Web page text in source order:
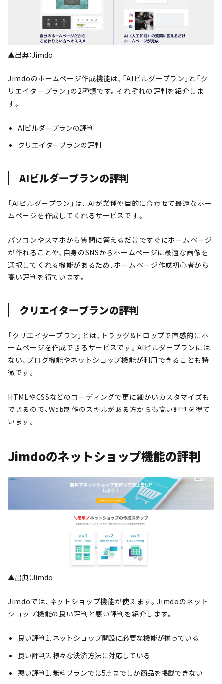
▲出典：Jimdo
Jimdoのホームページ作成機能は、「AIビルダープラン」と「ク
リエイタープラン」の2種類です。それぞれの評判を紹介しま
す。
AIビルダープランの評判
クリエイタープランの評判
AIビルダープランの評判
「AIビルダープラン」は、 AIが業種や目的に合わせて最適なホー
ムページを作成してくれるサービスです。
パソコンやスマホから質問に答えるだけですぐにホームページ
が作れることや、自身のSNSからホームページに最適な画像を
選択してくれる機能があるため、ホームページ作成初心者から
高い評判を得ています。
クリエイタープランの評判
「クリエイタープラン」とは、ドラッグ&ドロップで直感的にホ
ームページを作成できるサービスです。AIビルダープランには
ない、ブログ機能やネットショップ機能が利用できることも特
徴です。
HTMLやCSSなどのコーディングで更に細かいカスタマイズも
できるので、Web制作のスキルがある方からも高い評判を得て
います。
Jimdoのネットショップ機能の評判
▲出典：Jimdo
Jimdoでは、ネットショップ機能が使えます。Jimdoのネット
ショップ機能の良い評判と悪い評判を紹介します。
良い評判1. ネットショップ開設に必要な機能が揃っている
良い評判2. 様々な決済方法に対応している
悪い評判1. 無料プランでは5点までしか商品を掲載できない